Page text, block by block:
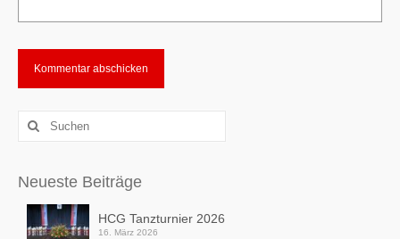
Suchen
nach:
Neueste Beiträge
HCG Tanzturnier 2026
16. März 2026